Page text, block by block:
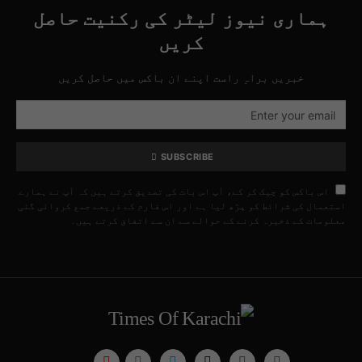
ہماری نیوز لیٹر کی رکنیت حاصل
کریں
خبریں براہِ راست اپنے ان باکس میں حاصل کریں
SUBSCRIBE
اس باکس کو چیک کر کے، آپ اس بات کی تصدیق کرتے ہیں کہ آپ نے ہمارے
استعمال کی شرائط کو پڑھ لیا ہے اور اس فارم کے ذریعے جمع کروائی گئی
معلومات کے ذخیرہ کرنے کے حوالے سے ان سے اتفاق کرتے ہیں۔